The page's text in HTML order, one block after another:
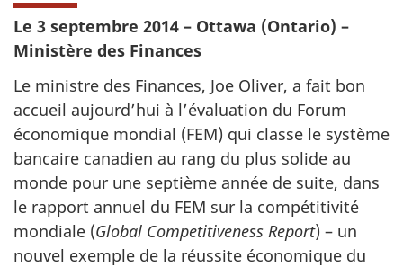
Le 3 septembre 2014 – Ottawa (Ontario) –
Ministère des Finances
Le ministre des Finances, Joe Oliver, a fait bon
accueil aujourd’hui à l’évaluation du Forum
économique mondial (FEM) qui classe le système
bancaire canadien au rang du plus solide au
monde pour une septième année de suite, dans
le rapport annuel du FEM sur la compétitivité
mondiale (Global Competitiveness Report) – un
nouvel exemple de la réussite économique du